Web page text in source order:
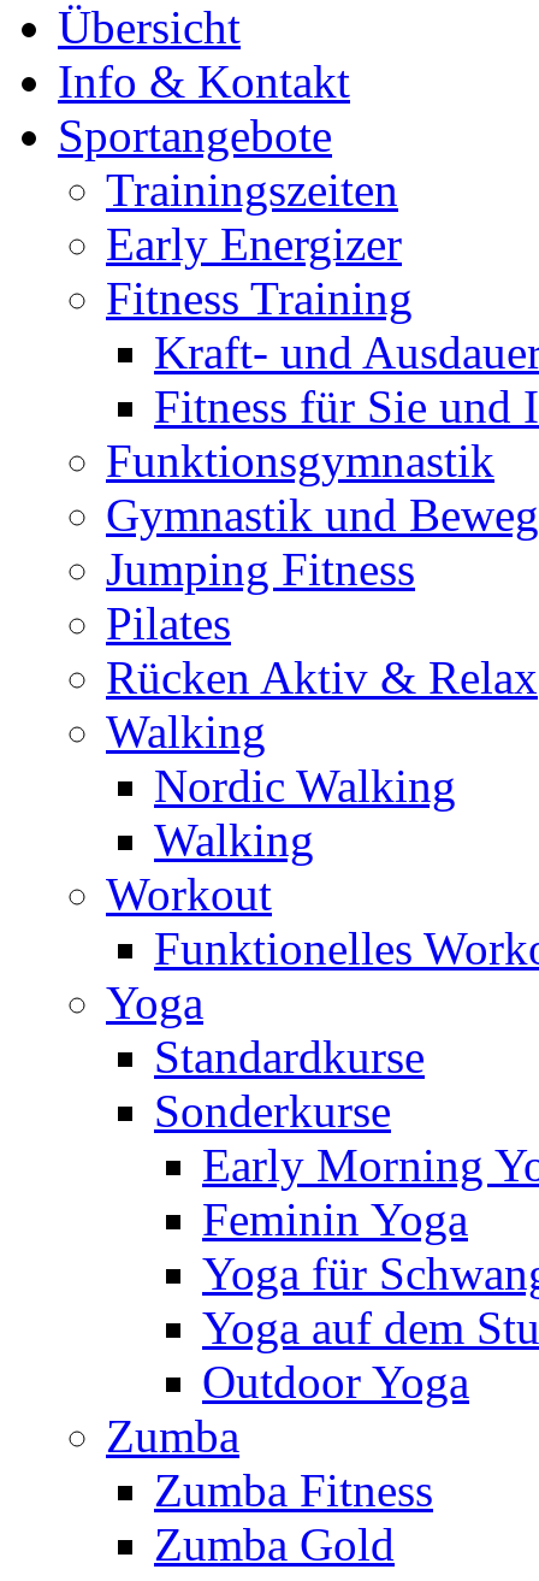
Übersicht
Info & Kontakt
Sportangebote
Trainingszeiten
Early Energizer
Fitness Training
Kraft- und
Fitness für Sie und
Funktionsgymnastik
Gymnastik und
Jumping Fitness
Pilates
Rücken Aktiv & Relax
Walking
Nordic Walking
Walking
Workout
Funktionelles
Yoga
Standardkurse
Sonderkurse
Early Morning
Feminin Yoga
Yoga für
Yoga auf dem
Outdoor Yoga
Zumba
Zumba Fitness
Zumba Gold